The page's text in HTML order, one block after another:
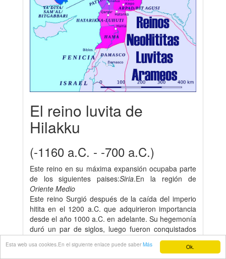
Ok.
Esta web usa cookies.En el siguiente enlace puede saber Más
El reino luvita de
Hilakku
(-1160 a.C. - -700 a.C.)
Este reino en su máxima expansión ocupaba parte
de los siguientes paises:Siria.En la región de
Oriente Medio
Este reino Surgió después de la caída del imperio
hitita en el 1200 a.C. que adquirieron importancia
desde el año 1000 a.C. en adelante. Su hegemonía
duró un par de siglos, luego fueron conquistados
por Asiria a fines del siglo VIII a.C.,